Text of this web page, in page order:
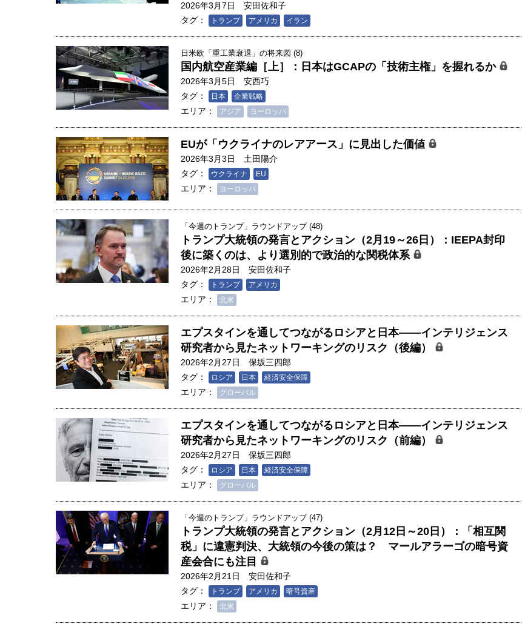
2026年3月7日
安田佐和子
タグ：
トランプ アメリカ イラン
日米欧「重工業衰退」の将来図 (8)
国内航空産業編［上］：日本はGCAPの「技術主権」を握れるか
2026年3月5日
安西巧
タグ：
日本 企業戦略
エリア： アジア ヨーロッパ
EUが「ウクライナのレアアース」に見出した価値
2026年3月3日
土田陽介
タグ：
ウクライナ EU
エリア： ヨーロッパ
「今週のトランプ」ラウンドアップ (48)
トランプ大統領の発言とアクション（2月19～26日）：IEEPA封印
後に築くのは、より選別的で政治的な関税体系
2026年2月28日
安田佐和子
タグ：
トランプ アメリカ
エリア： 北米
エプスタインを通してつながるロシアと日本――インテリジェンス
研究者から見たネットワーキングのリスク（後編）
2026年2月27日
保坂三四郎
タグ：
ロシア 日本 経済安全保障
エリア： グローバル
エプスタインを通してつながるロシアと日本――インテリジェンス
研究者から見たネットワーキングのリスク（前編）
2026年2月27日
保坂三四郎
タグ：
ロシア 日本 経済安全保障
エリア： グローバル
「今週のトランプ」ラウンドアップ (47)
トランプ大統領の発言とアクション（2月12日～20日）：「相互関
税」に違憲判決、大統領の今後の策は？ マールアラーゴの暗号資
産会合にも注目
2026年2月21日
安田佐和子
タグ：
トランプ アメリカ 暗号資産
エリア： 北米